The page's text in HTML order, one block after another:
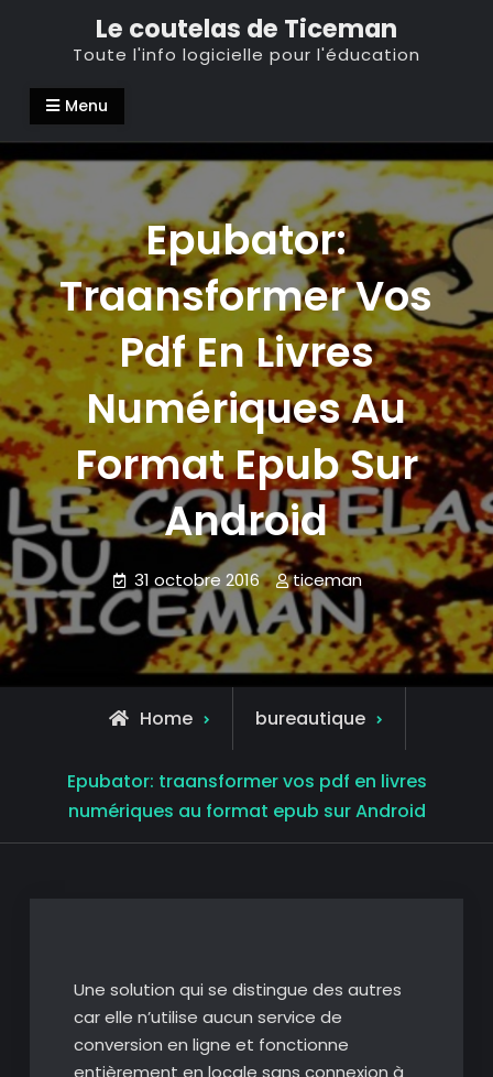
Le coutelas de Ticeman
Toute l'info logicielle pour l'éducation
Menu
Epubator:
Traansformer Vos
Pdf En Livres
Numériques Au
Format Epub Sur
Android
31 octobre 2016 ticeman
Home bureautique
Epubator: traansformer vos pdf en livres
numériques au format epub sur Android
Une solution qui se distingue des autres
car elle n’utilise aucun service de
conversion en ligne et fonctionne
entièrement en locale sans connexion à